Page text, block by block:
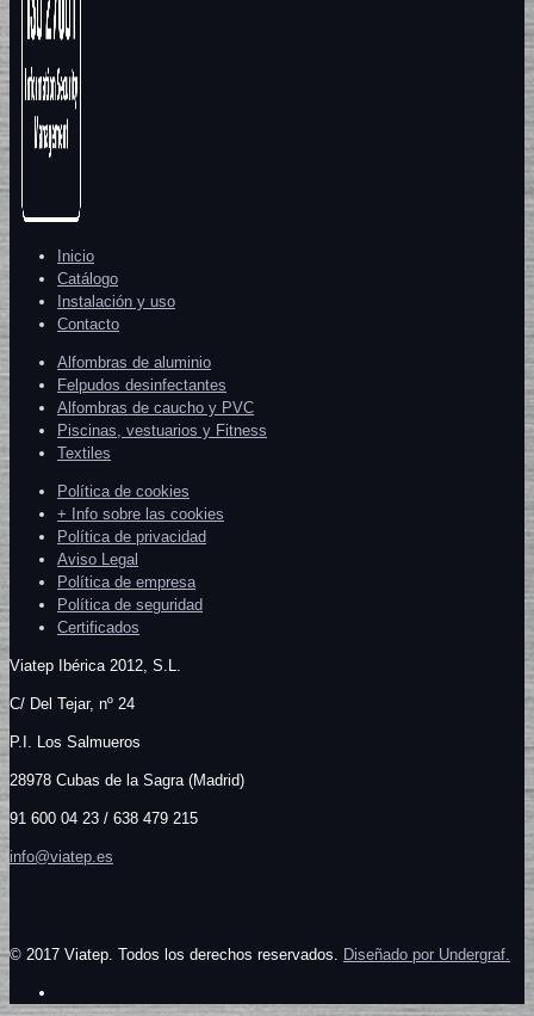
Inicio
Catálogo
Instalación y uso
Contacto
Alfombras de aluminio
Felpudos desinfectantes
Alfombras de caucho y PVC
Piscinas, vestuarios y Fitness
Textiles
Política de cookies
+ Info sobre las cookies
Política de privacidad
Aviso Legal
Política de empresa
Política de seguridad
Certificados
Viatep Ibérica 2012, S.L.
C/ Del Tejar, nº 24
P.I. Los Salmueros
28978 Cubas de la Sagra (Madrid)
91 600 04 23 / 638 479 215
info@viatep.es
© 2017 Viatep. Todos los derechos reservados. Diseñado por Undergraf.